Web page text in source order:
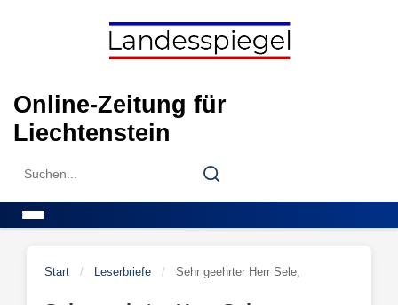
Online-Zeitung für
Liechtenstein
Search
Search
Start / Leserbriefe / Sehr geehrter Herr Sele,